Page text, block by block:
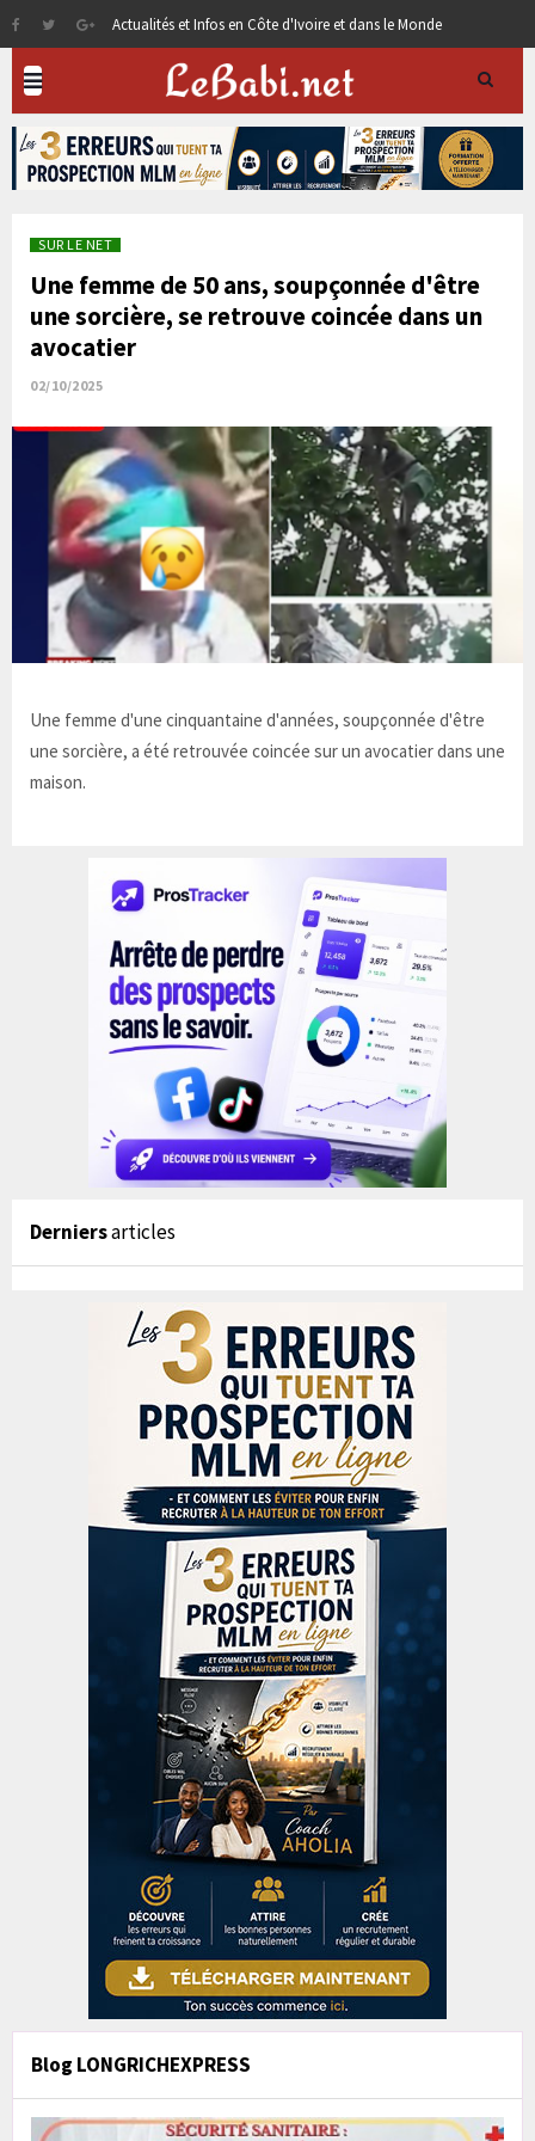
Actualités et Infos en Côte d'Ivoire et dans le Monde
SUR LE NET
Une femme de 50 ans, soupçonnée d'être
une sorcière, se retrouve coincée dans un
avocatier
02/10/2025
Une femme d'une cinquantaine d'années, soupçonnée d'être
une sorcière, a été retrouvée coincée sur un avocatier dans une
maison.
Derniersarticles
Blog LONGRICHEXPRESS